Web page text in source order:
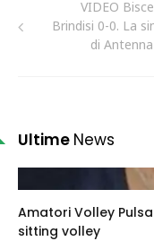
VIDEO
Brindisi 0-0. La
di
Ultime News
Amatori Volley
sitting volley